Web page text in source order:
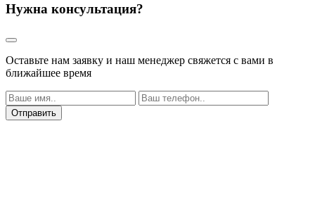
Нужна консультация?
Оставьте нам заявку и наш менеджер свяжется с вами в
ближайшее время